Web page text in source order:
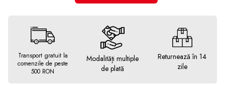
Transport gratuit la
comenzile de peste
500 RON
Modalități multiple
de plată
Returnează în 14
zile